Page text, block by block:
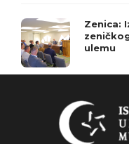
Zenica:
ulemu